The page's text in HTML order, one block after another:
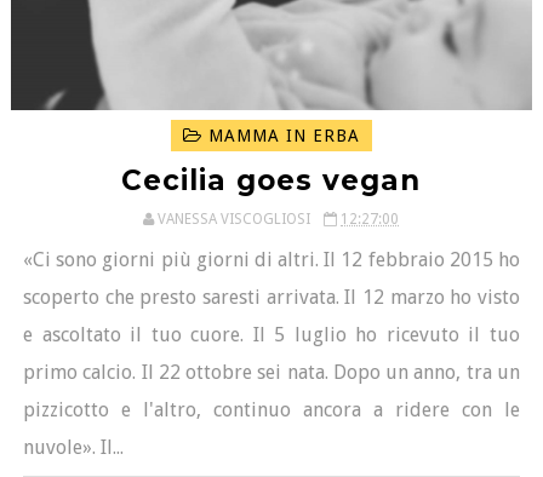
MAMMA IN ERBA
Cecilia goes vegan
VANESSA VISCOGLIOSI 12:27:00
«Ci sono giorni più giorni di altri. Il 12 febbraio 2015 ho
scoperto che presto saresti arrivata. Il 12 marzo ho visto
e ascoltato il tuo cuore. Il 5 luglio ho ricevuto il tuo
primo calcio. Il 22 ottobre sei nata. Dopo un anno, tra un
pizzicotto e l'altro, continuo ancora a ridere con le
nuvole». Il...